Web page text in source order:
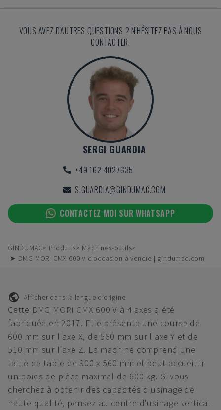
VOUS AVEZ D'AUTRES QUESTIONS ? N'HÉSITEZ PAS À NOUS
CONTACTER.
SERGI GUARDIA
+49 162 4027635
S.GUARDIA@GINDUMAC.COM
CONTACTEZ MOI SUR WHATSAPP
GINDUMAC Produits
Machines-outils
➤ DMG MORI CMX 600 V d'occasion à vendre | gindumac.com
Afficher dans la langue d'origine
Cette DMG MORI CMX 600 V à 4 axes a été
fabriquée en 2017. Elle présente une course de
600 mm sur l'axe X, de 560 mm sur l'axe Y et de
510 mm sur l'axe Z. La machine comprend une
taille de table de 900 x 560 mm et peut accueillir
un poids de pièce maximal de 600 kg. Si vous
cherchez à obtenir des capacités d'usinage de
haute qualité, pensez au centre d'usinage vertical